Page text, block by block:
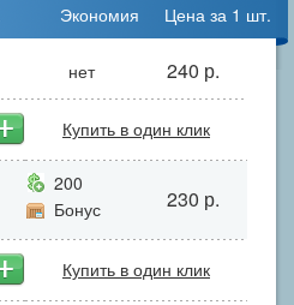
Экономия Цена за 1 шт.
нет 240 р.
Купить в один клик
200
Бонус
230 р.
Купить в один клик